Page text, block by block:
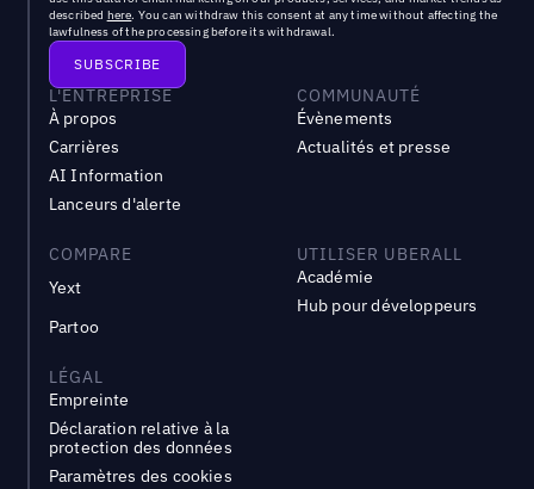
described here. You can withdraw this consent at any time without affecting the
lawfulness of the processing before its withdrawal.
L'ENTREPRISE
À propos
Carrières
AI Information
Lanceurs d'alerte
COMMUNAUTÉ
Évènements
Actualités et presse
COMPARE
Yext
Partoo
UTILISER UBERALL
Académie
Hub pour développeurs
LÉGAL
Empreinte
Déclaration relative à la
protection des données
Paramètres des cookies